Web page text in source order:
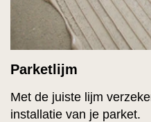
Parketlijm
Met de juiste lijm
installatie van je parket.